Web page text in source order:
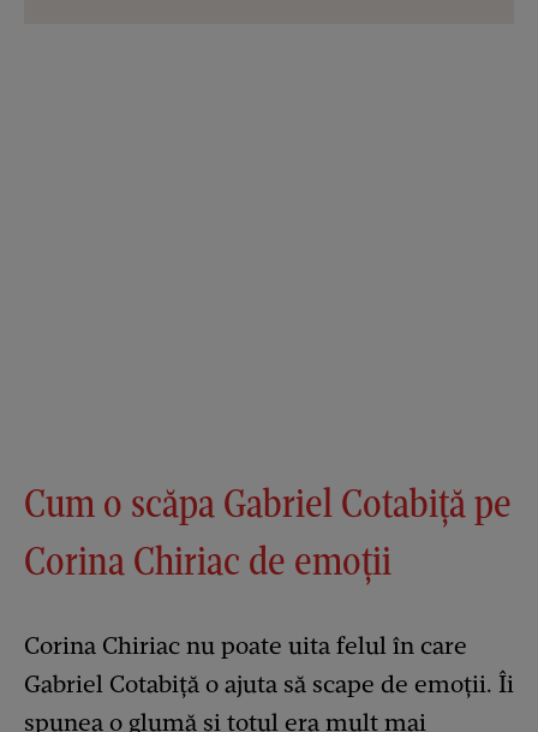
Cum o scăpa Gabriel Cotabiță pe
Corina Chiriac de emoții
Corina Chiriac nu poate uita felul în care
Gabriel Cotabiță o ajuta să scape de emoții. Îi
spunea o glumă și totul era mult mai